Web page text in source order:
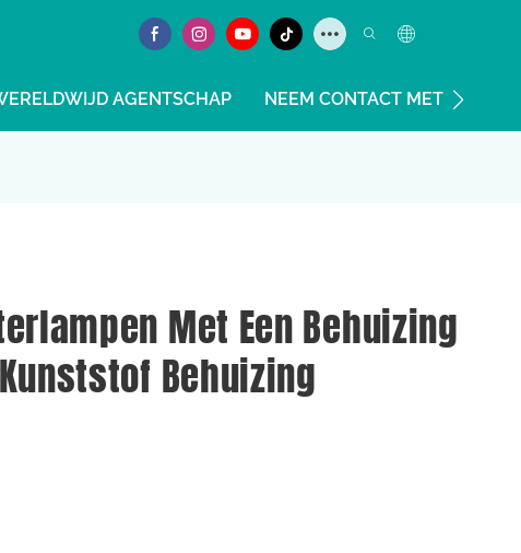
AGENTSCHAP NEEM CONTACT MET ONS OP
Met Een Behuizing
Behuizing